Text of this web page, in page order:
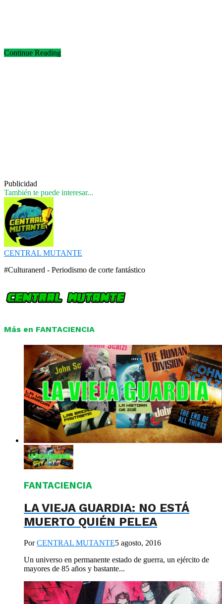
Continue Reading
Publicidad
También te puede interesar...
CENTRAL MUTANTE
#Culturanerd - Periodismo de corte fantástico
Más en FANTACIENCIA
FANTACIENCIA
LA VIEJA GUARDIA: NO ESTÁ
MUERTO QUIÉN PELEA
PorCENTRAL MUTANTE5 agosto, 2016
Un universo en permanente estado de guerra, un ejército de
mayores de 85 años y bastante...